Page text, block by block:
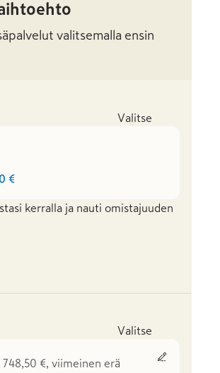
valitsemalla ensin
Valitse
€
kerralla ja nauti omistajuuden
Valitse
748,50 €, viimeinen erä